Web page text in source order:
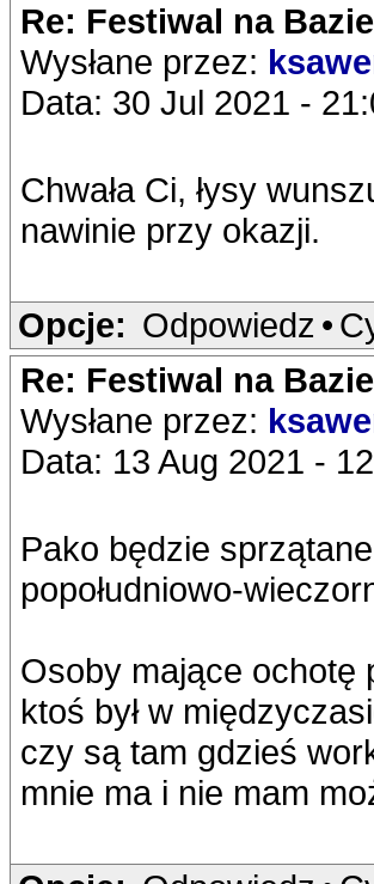
Re: Festiwal na
Wysłane przez:
Data: 30 Jul 2021 -
Chwała Ci, łysy
nawinie przy okazji.
Opcje: Odpowiedz •
Re: Festiwal na
Wysłane przez:
Data: 13 Aug 2021 -
Pako będzie
popołudniowo-
Osoby mające
ktoś był w
czy są tam gdzieś
mnie ma i nie mam